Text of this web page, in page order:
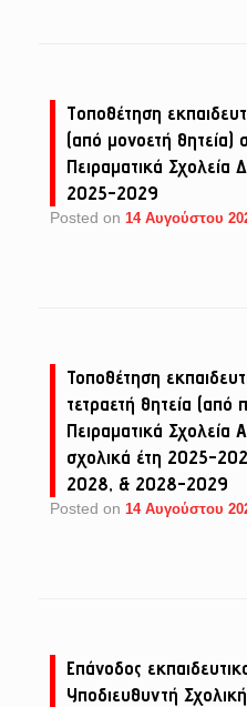
Tοποθέτηση
(από μονοετή θητεία)
Πειραματικά Σχολεία
2025-2029
Posted on 14 Αυγούστου
Τοποθέτηση
τετραετή θητεία (από
Πειραματικά Σχολεία
σχολικά έτη 2025-
2028, & 2028-2029
Posted on 14 Αυγούστου
Επάνοδος
Υποδιευθυντή